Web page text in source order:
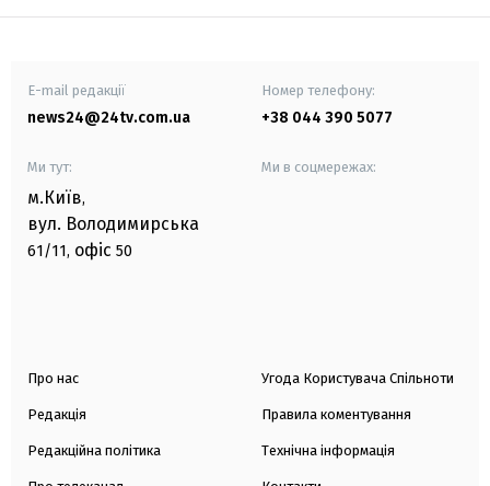
E-mail редакції
news24@24tv.com.ua
Номер телефону:
+38 044 390 5077
Ми тут:
м.Київ,
вул. Володимирська
61/11, офіс 50
Ми в соцмережах:
Про нас
Редакція
Редакційна політика
Угода Користувача Спільноти
Правила коментування
Технічна інформація